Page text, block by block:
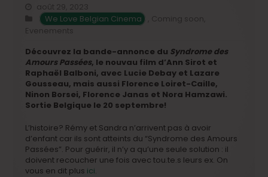
août 29, 2023
We Love Belgian Cinema
Coming soon
Evenements
Découvrez la bande-annonce du Syndrome des
Amours Passées, le nouvau film d’Ann Sirot et
Raphaël Balboni, avec Lucie Debay et Lazare
Gousseau, mais aussi Florence Loiret-Caille,
Ninon Borsei, Florence Janas et Nora Hamzawi.
Sortie Belgique le 20 septembre!
L’histoire? Rémy et Sandra n’arrivent pas à avoir
d’enfant car ils sont atteints du “Syndrome des Amours
Passées”. Pour guérir, il n’y a qu’une seule solution : il
doivent recoucher une fois avec tou.te.s leurs ex. On
vous en dit plus ici.